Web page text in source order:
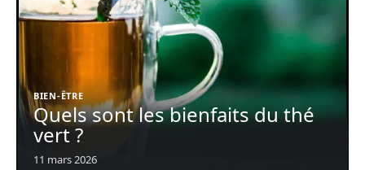
BIEN-ÊTRE
Quels sont les bienfaits du thé
vert ?
11 mars 2026